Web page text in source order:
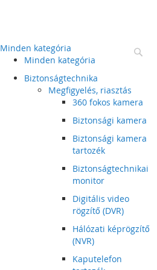
Minden kategória
Minden kategória
Biztonságtechnika
Megfigyelés, riasztás
360 fokos kamera
Biztonsági kamera
Biztonsági kamera
tartozék
Biztonságtechnikai
monitor
Digitális video
rögzítő (DVR)
Hálózati képrögzítő
(NVR)
Kaputelefon